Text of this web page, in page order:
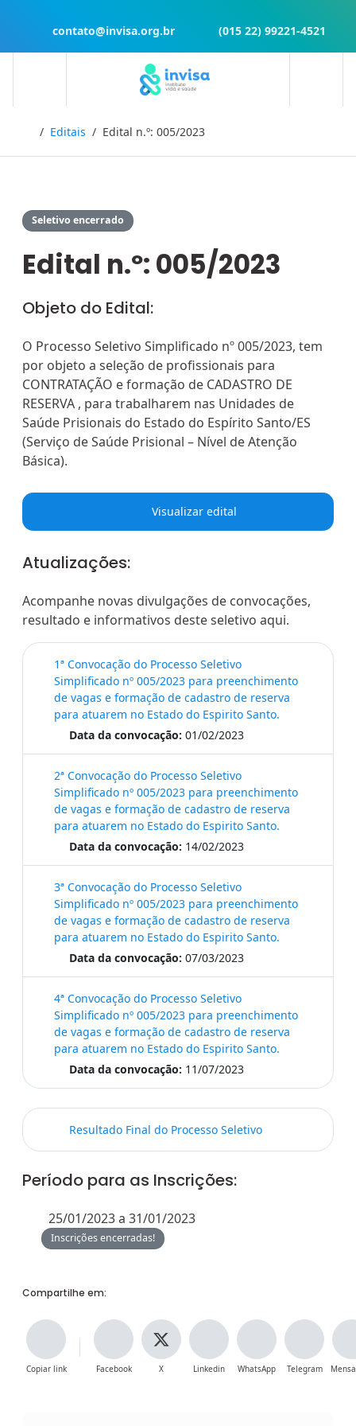
contato@invisa.org.br (015 22) 99221-4521
InícioEditais Edital n.º: 005/2023
Seletivo encerrado
Edital n.º: 005/2023
Objeto do Edital:
O Processo Seletivo Simplificado nº 005/2023, tem
por objeto a seleção de profissionais para
CONTRATAÇÃO e formação de CADASTRO DE
RESERVA , para trabalharem nas Unidades de
Saúde Prisionais do Estado do Espí­rito Santo/ES
(Serviço de Saúde Prisional – Ní­vel de Atenção
Básica).
Visualizar edital
Atualizações:
Acompanhe novas divulgações de convocações,
resultado e informativos deste seletivo aqui.
1ª Convocação do Processo Seletivo
Simplificado nº 005/2023 para preenchimento
de vagas e formação de cadastro de reserva
para atuarem no Estado do Espirito Santo.
Data da convocação: 01/02/2023
2ª Convocação do Processo Seletivo
Simplificado nº 005/2023 para preenchimento
de vagas e formação de cadastro de reserva
para atuarem no Estado do Espirito Santo.
Data da convocação: 14/02/2023
3ª Convocação do Processo Seletivo
Simplificado nº 005/2023 para preenchimento
de vagas e formação de cadastro de reserva
para atuarem no Estado do Espirito Santo.
Data da convocação: 07/03/2023
4ª Convocação do Processo Seletivo
Simplificado nº 005/2023 para preenchimento
de vagas e formação de cadastro de reserva
para atuarem no Estado do Espirito Santo.
Data da convocação: 11/07/2023
Resultado Final do Processo Seletivo
Período para as Inscrições:
25/01/2023 a 31/01/2023
Inscrições encerradas!
Compartilhe em:
Copiar link Facebook X Linkedin WhatsApp Telegram